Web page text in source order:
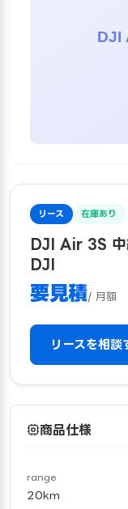
リース 在庫あり
DJI Air 3S 中
DJI
要見積/ 月額
リースを相談
商品仕様
range
20km